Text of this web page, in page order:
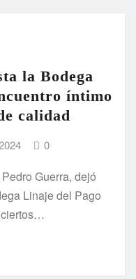
la Bodega
íntimo
calidad
0
Guerra, dejó
Linaje del Pago